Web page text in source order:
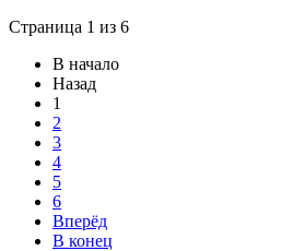
Страница 1 из 6
В начало
Назад
1
2
3
4
5
6
Вперёд
В конец